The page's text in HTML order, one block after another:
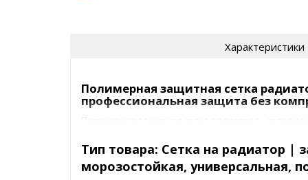
Характеристики
Полимерная защитная сетка
профессиональная защита без
Полимерная защитная сетка радиатора -
Инновационный полимерный материал
имеет острых кромок, безопасен для
работе бортовой электроники. Производство -
Тип товара: Cетка на радиатор |
морозостойкая, универсальная,